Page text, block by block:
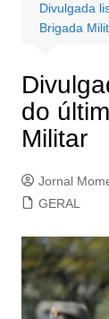
Divulgada
Brigada
do
Militar
Jornal
GERAL